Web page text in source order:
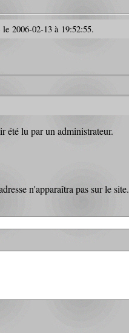
le 2006-02-13 à 19:52:55.
été lu par un administrateur.
n'apparaîtra pas sur le site.